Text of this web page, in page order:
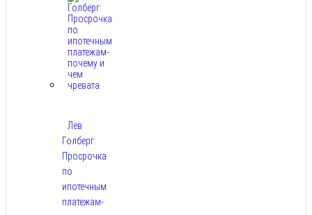
Лев
Голберг:
Просрочка
по
ипотечным
платежам-